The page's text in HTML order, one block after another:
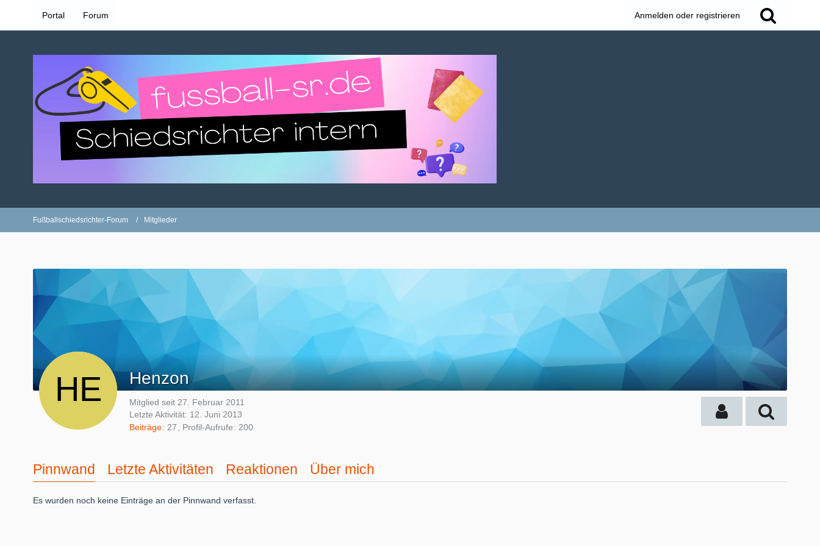
Portal Forum Anmelden oder registrieren
Fußballschiedsrichter-Forum Mitglieder
Henzon
Mitglied seit 27. Februar 2011
Letzte Aktivität: 12. Juni 2013
Beiträge 27 Profil-Aufrufe 200
Pinnwand Letzte Aktivitäten Reaktionen Über mich
Es wurden noch keine Einträge an der Pinnwand verfasst.